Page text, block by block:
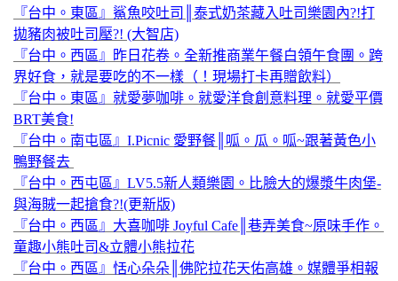
『台中。東區』鯊魚咬吐司║泰式奶茶藏入吐司樂園內?!打
拋豬肉被吐司壓?! (大智店)
『台中。西區』昨日花卷。全新推商業午餐白領午食團。跨
界好食，就是要吃的不一樣（！現場打卡再贈飲料）
『台中。東區』就愛夢咖啡。就愛洋食創意料理。就愛平價
BRT美食!
『台中。南屯區』I.Picnic 愛野餐║呱。瓜。呱~跟著黃色小
鴨野餐去
『台中。西屯區』LV5.5新人類樂園。比臉大的爆漿牛肉堡-
與海賊一起搶食?!(更新版)
『台中。西區』大喜咖啡 Joyful Cafe║巷弄美食~原味手作。
童趣小熊吐司&立體小熊拉花
『台中。西區』恬心朵朵║佛陀拉花天佑高雄。媒體爭相報